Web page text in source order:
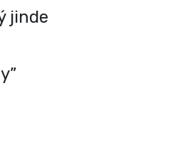
jinde